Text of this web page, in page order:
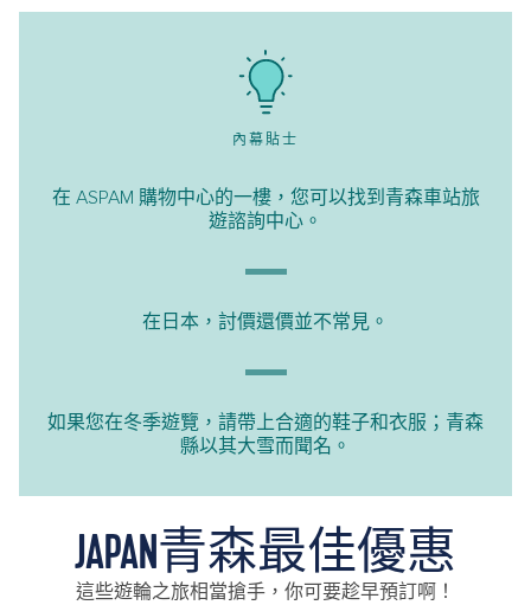
內幕貼士
在 ASPAM 購物中心的一樓，您可以找到青森車站旅
遊諮詢中心。
在日本，討價還價並不常見。
如果您在冬季遊覽，請帶上合適的鞋子和衣服；青森
縣以其大雪而聞名。
JAPAN青森最佳優惠
這些遊輪之旅相當搶手，你可要趁早預訂啊！